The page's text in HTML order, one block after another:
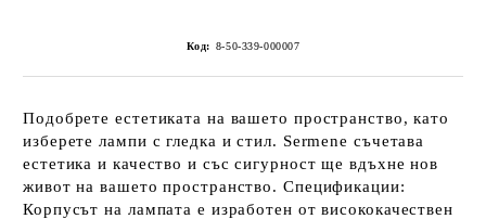
Код: 8-50-339-000007
Подобрете естетиката на вашето пространство, като
изберете лампи с гледка и стил. Sermene съчетава
естетика и качество и със сигурност ще вдъхне нов
живот на вашето пространство. Спецификации:
Корпусът на лампата е изработен от висококачествен